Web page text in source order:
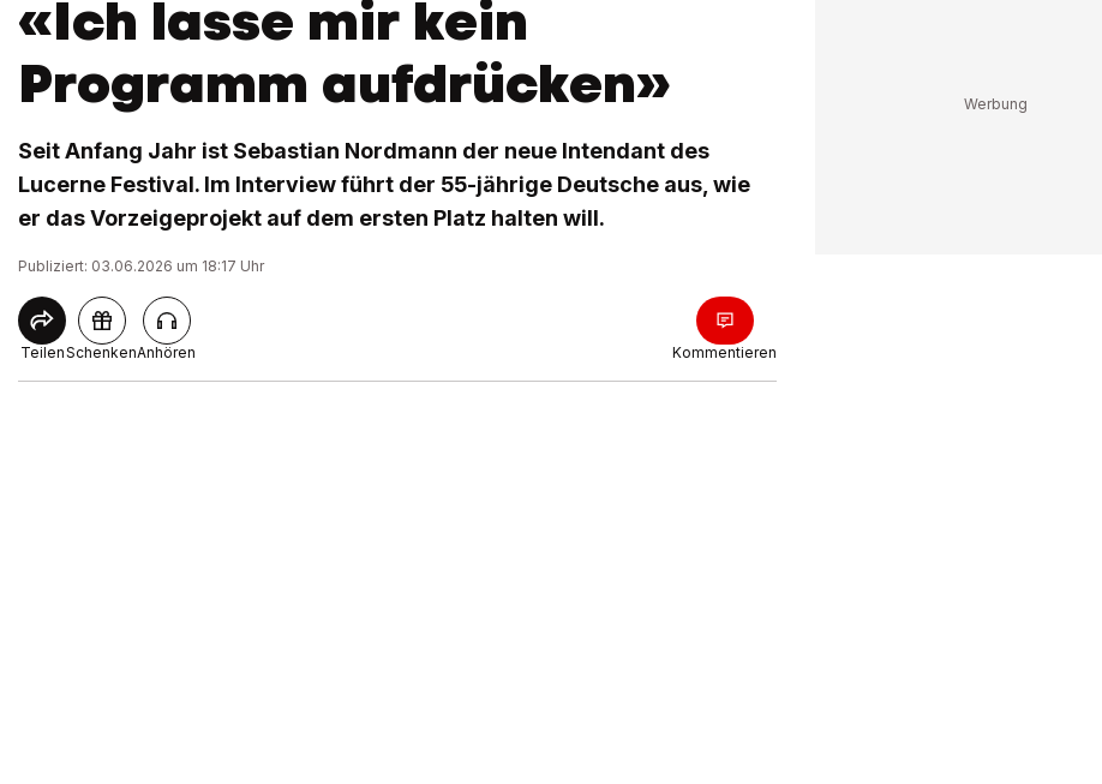
«Ich lasse mir kein
Programm aufdrücken»
Seit Anfang Jahr ist Sebastian Nordmann der neue Intendant des
Lucerne Festival. Im Interview führt der 55-jährige Deutsche aus, wie
er das Vorzeigeprojekt auf dem ersten Platz halten will.
Publiziert: 03.06.2026 um 18:17 Uhr
TeilenSchenkenAnhören Kommentieren